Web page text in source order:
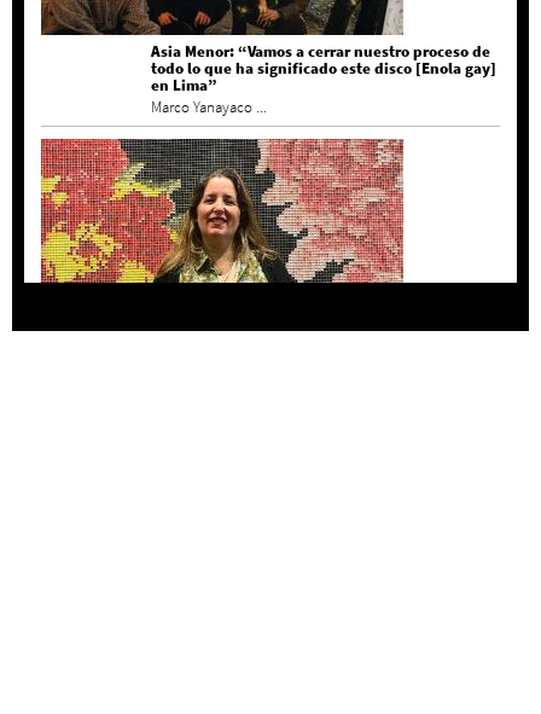
Asia Menor: “Vamos a cerrar nuestro proceso de
todo lo que ha significado este disco [Enola gay]
en Lima”
Marco Yanayaco ...